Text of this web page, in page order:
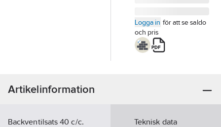
Logga in för att se saldo
och pris
Artikelinformation
Backventilsats 40 c/c.
Teknisk data